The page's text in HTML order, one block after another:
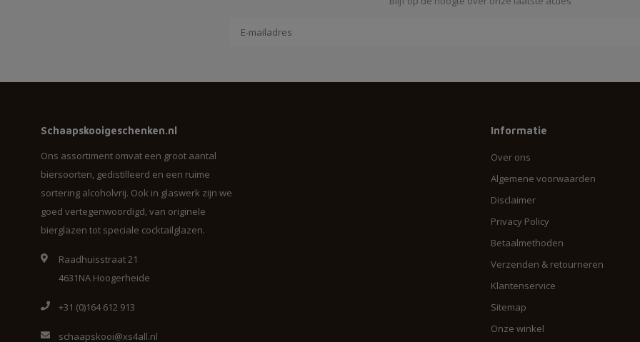
Schaapskooigeschenken.nl
Ons assortiment omvat een groot aantal
biersoorten, gedistilleerd en een ruime
sortering alcoholvrij. Ook in glaswerk zijn we
goed vertegenwoordigd, van originele
bierglazen tot speciale cocktailglazen.
Raadhuisstraat 21
4631NA Hoogerheide
+31 (0)164 612 913
schaapskooi@xs4all.nl
Informatie
Over ons
Algemene voorwaarden
Disclaimer
Privacy Policy
Betaalmethoden
Verzenden & retourneren
Klantenservice
Sitemap
Onze winkel